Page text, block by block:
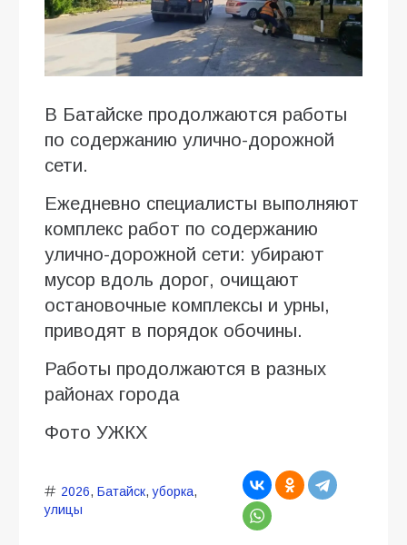
В Батайске продолжаются работы
по содержанию улично-дорожной
сети.
Ежедневно специалисты выполняют
комплекс работ по содержанию
улично-дорожной сети: убирают
мусор вдоль дорог, очищают
остановочные комплексы и урны,
приводят в порядок обочины.
Работы продолжаются в разных
районах города
Фото УЖКХ
2026, Батайск,уборка,
улицы